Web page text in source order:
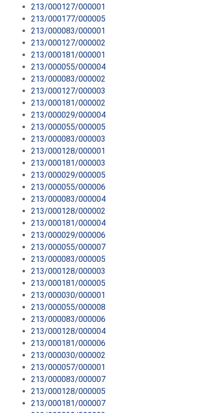
213/000127/000001
213/000177/000005
213/000083/000001
213/000127/000002
213/000181/000001
213/000055/000004
213/000083/000002
213/000127/000003
213/000181/000002
213/000029/000004
213/000055/000005
213/000083/000003
213/000128/000001
213/000181/000003
213/000029/000005
213/000055/000006
213/000083/000004
213/000128/000002
213/000181/000004
213/000029/000006
213/000055/000007
213/000083/000005
213/000128/000003
213/000181/000005
213/000030/000001
213/000055/000008
213/000083/000006
213/000128/000004
213/000181/000006
213/000030/000002
213/000057/000001
213/000083/000007
213/000128/000005
213/000181/000007